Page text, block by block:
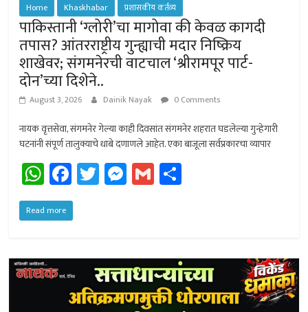
Home Khaskhabar प्रशासकीय कर्तव्य
पाकिस्तानी ‘ग्लोरी’चा मागोवा की केवळ कागदी
तपास? आंतरराष्ट्रीय गुन्ह्याची मदार निष्क्रिय
शाखेवर; संगमनेरची वाटचाल ‘श्रीरामपूर पार्ट-
दोन’च्या दिशेने..
August 3, 2026 Dainik Nayak 0 Comments
नायक वृत्तसेवा, संगमनेर गेल्या काही दिवसांत संगमनेर शहरात घडलेल्या गुन्हेगारी
घटनांनी संपूर्ण तालुक्याचे धाबे दणाणले आहेत. एका बाजूला सर्वप्रकारचा व्यापार
W
h
at
p
p
Fa
ce
b
ok
T
wi
M
es
ge
r
G
m
Read more